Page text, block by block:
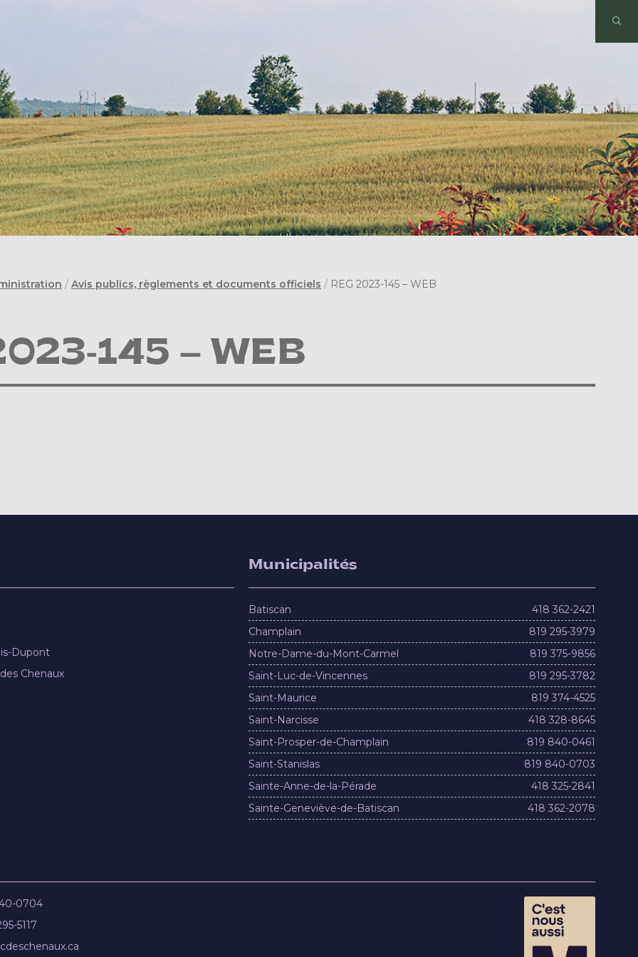
/ Avis publics, règlements et documents officiels / REG 2023-145 – WEB
145 – WEB
Dupont
Chenaux
Municipalités
Batiscan
418 362-2421
Champlain
819 295-3979
Notre-Dame-du-Mont-Carmel
819 375-9856
Saint-Luc-de-Vincennes
819 295-3782
Saint-Maurice
819 374-4525
Saint-Narcisse
418 328-8645
Saint-Prosper-de-Champlain
819 840-0461
Saint-Stanislas
819 840-0703
Sainte-Anne-de-la-Pérade
418 325-2841
Sainte-Geneviève-de-Batiscan
418 362-2078
0704
5117